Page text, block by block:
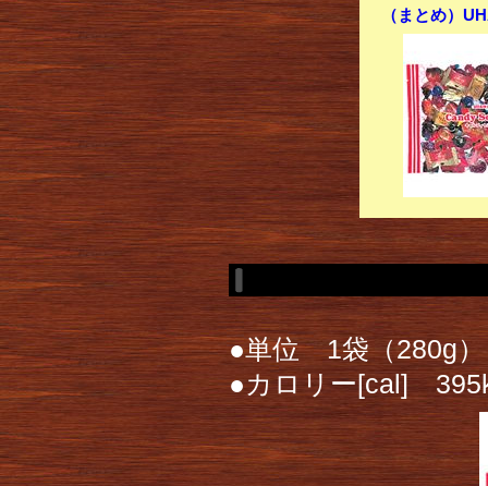
（まとめ）
●単位 1袋（280g）
●カロリー[cal]